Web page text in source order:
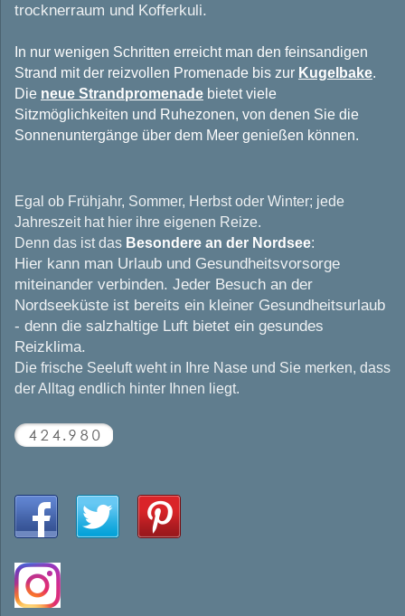
trocknerraum und Kofferkuli.
In nur wenigen Schritten erreicht man den feinsandigen
Strand mit der reizvollen Promenade bis zur Kugelbake.
Die neue Strandpromenade bietet viele
Sitzmöglichkeiten und Ruhezonen, von denen Sie die
Sonnenuntergänge über dem Meer genießen können.
Egal ob Frühjahr, Sommer, Herbst oder Winter; jede
Jahreszeit hat hier ihre eigenen Reize.
Denn das ist das Besondere an der Nordsee:
Hier kann man Urlaub und Gesundheitsvorsorge
miteinander verbinden. Jeder Besuch an der
Nordseeküste ist bereits ein kleiner Gesundheitsurlaub
- denn die salzhaltige Luft bietet ein gesundes
Reizklima.
Die frische Seeluft weht in Ihre Nase und Sie merken, dass
der Alltag endlich hinter Ihnen liegt.